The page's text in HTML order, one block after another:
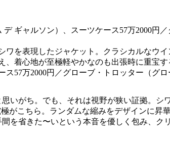
を表現したジャケット。クラシカルなウ
着心地が至極軽やかなのも出張時に重宝
57万2000円／グローブ・トロッター（グロ
いがち。でも、それは視野が狭い証拠。
がこちら。ランダムな縮みをデザインに
を省きた〜いという本音を優しく包み、